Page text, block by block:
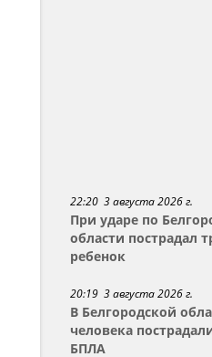
22:20 3 августа 2026 г.
При ударе по
области пострадал
ребенок
20:19 3 августа 2026 г.
В Белгородской
человека
БПЛА